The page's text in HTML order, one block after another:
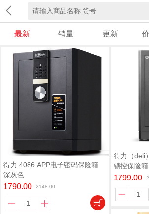
最新 销量 更新
得力 4086 APP电子密码保险箱
深灰色
1790.00 2148.00
得力（deli
锁控保险箱
1799.00